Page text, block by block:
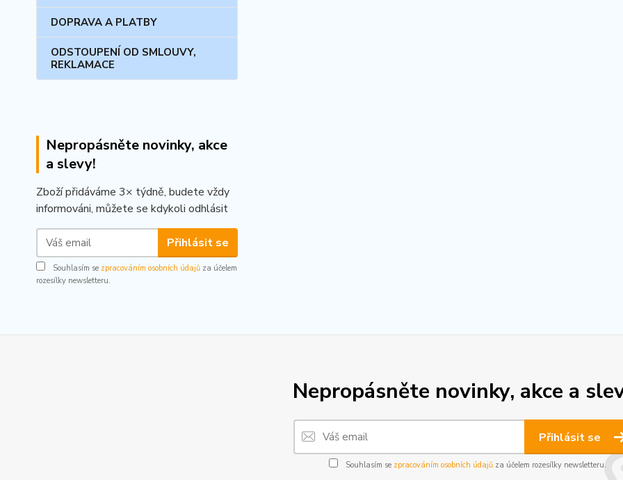
DOPRAVA A PLATBY
ODSTOUPENÍ OD SMLOUVY,
REKLAMACE
Nepropásněte novinky, akce
a slevy!
Zboží přidáváme 3× týdně, budete vždy
informováni, můžete se kdykoli odhlásit
Přihlásit se
Souhlasím se zpracováním osobních údajů za účelem
rozesílky newsletteru.
Nepropásněte novinky, akce a
Přihlásit se
Souhlasím se zpracováním osobních údajůza účelem rozesílky newsletteru.